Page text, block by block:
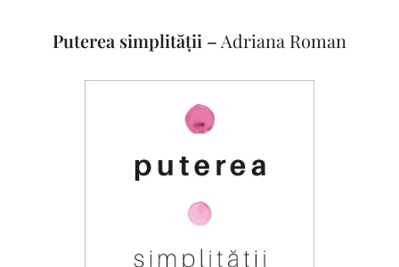
Puterea simplității – Adriana Roman